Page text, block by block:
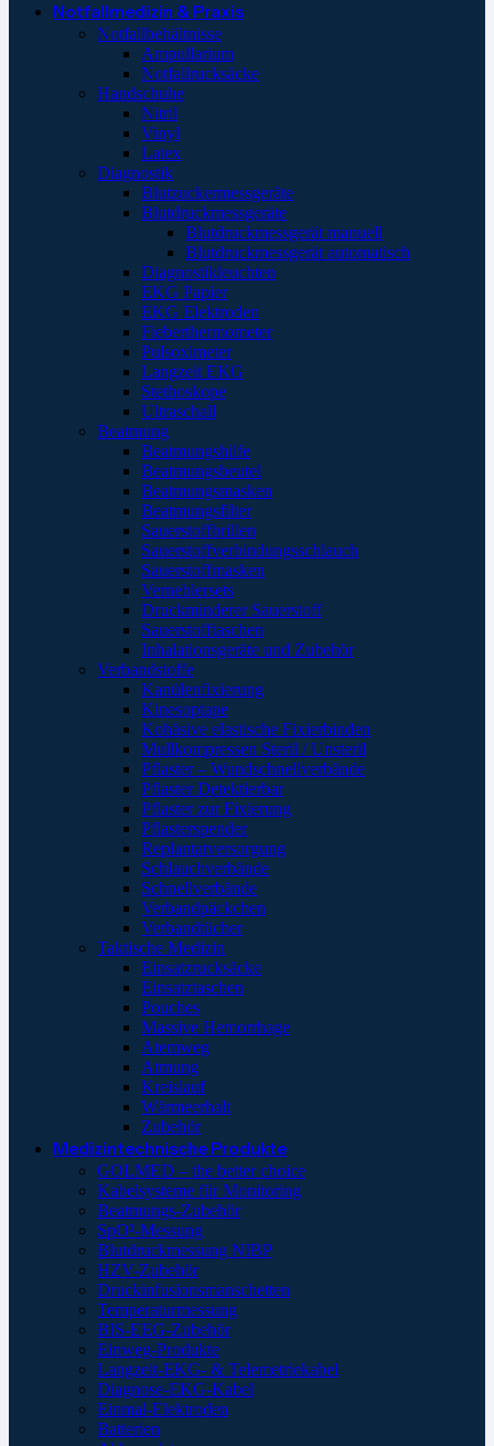
Notfallmedizin & Praxis
Notfallbehältnisse
Ampullarium
Notfallrucksäcke
Handschuhe
Nitril
Vinyl
Latex
Diagnostik
Blutzuckermessgeräte
Blutdruckmessgeräte
Blutdruckmessgerät manuell
Blutdruckmessgerät automatisch
Diagnostikleuchten
EKG Papier
EKG Elektroden
Fieberthermometer
Pulsoximeter
Langzeit EKG
Stethoskope
Ultraschall
Beatmung
Beatmungshilfe
Beatmungsbeutel
Beatmungsmasken
Beatmungsfilter
Sauerstoffbrillen
Sauerstoffverbindungsschlauch
Sauerstoffmasken
Verneblersets
Druckminderer Sauerstoff
Sauerstofftaschen
Inhalationsgeräte und Zubehör
Verbandstoffe
Kanülenfixierung
Kinesoptape
Kohäsive elastische Fixierbinden
Mullkompressen Steril / Unsteril
Pflaster – Wundschnellverbände
Pflaster Detektierbar
Pflaster zur Fixierung
Pflasterspender
Replantatversorgung
Schlauchverbände
Schnellverbände
Verbandpäckchen
Verbandtücher
Taktische Medizin
Einsatzrucksäcke
Einsatztaschen
Pouches
Massive Hemorrhage
Atemweg
Atmung
Kreislauf
Wärmeerhalt
Zubehör
Medizintechnische Produkte
GOLMED – the better choice
Kabelsysteme für Monitoring
Beatmungs-Zubehör
SpO²-Messung
Blutdruckmessung NIBP
HZV-Zubehör
Druckinfusionsmanschetten
Temperaturmessung
BIS-EEG-Zubehör
Einweg-Produkte
Langzeit-EKG- & Telemetriekabel
Diagnose-EKG-Kabel
Einmal-Elektroden
Batterien